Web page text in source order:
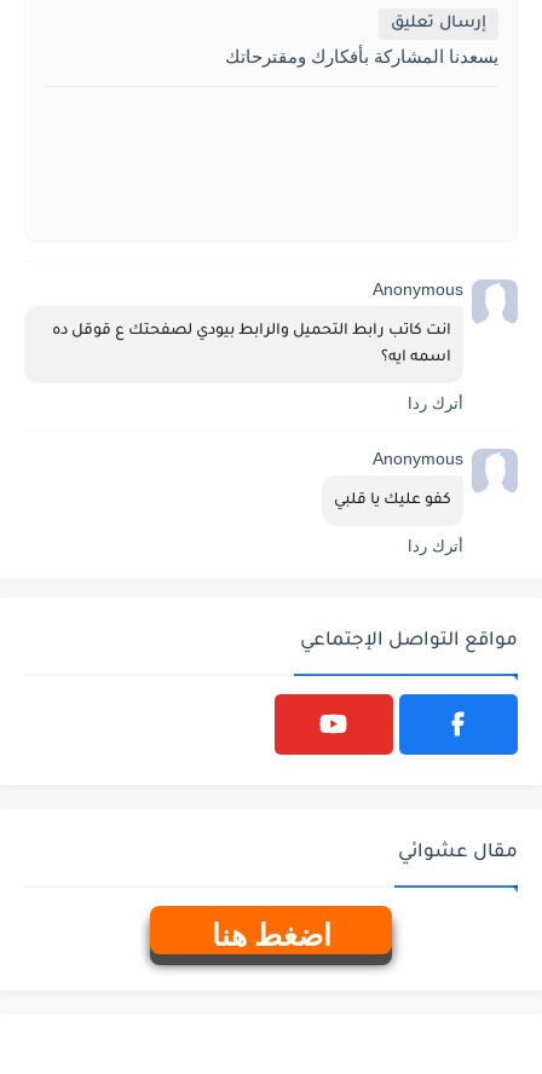
إرسال تعليق
يسعدنا المشاركة بأفكارك ومقترحاتك
Anonymous
اسمه ايه؟
أترك ردا
Anonymous
كفو عليك يا قلبي
أترك ردا
مواقع التواصل الإجتماعي
مقال عشوائي
اضغط هنا